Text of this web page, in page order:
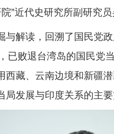
”近代史研究所副研究
解读，回溯了国民党
已败退台湾岛的国民
藏、云南边境和新疆
发展与印度关系的主